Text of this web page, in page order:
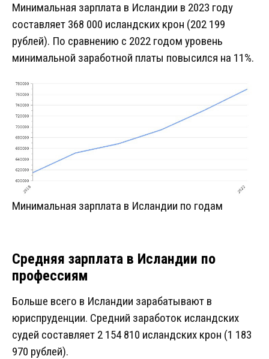
Минимальная зарплата в Исландии в 2023 году
составляет 368 000 исландских крон (202 199
рублей). По сравнению с 2022 годом уровень
минимальной заработной платы повысился на 11%.
Минимальная зарплата в Исландии по годам
Средняя зарплата в Исландии по
профессиям
Больше всего в Исландии зарабатывают в
юриспруденции. Средний заработок исландских
судей составляет 2 154 810 исландских крон (1 183
970 рублей).